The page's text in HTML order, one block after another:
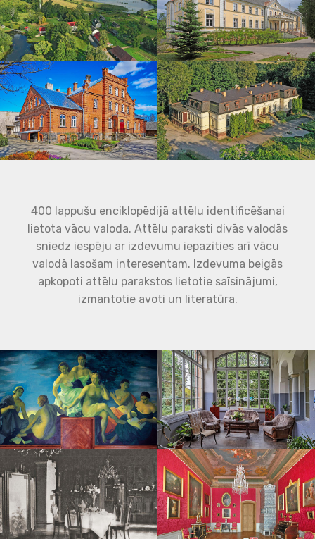
400 lappušu enciklopēdijā attēlu identificēšanai
lietota vācu valoda. Attēlu paraksti divās valodās
sniedz iespēju ar izdevumu iepazīties arī vācu
valodā lasošam interesentam. Izdevuma beigās
apkopoti attēlu parakstos lietotie saīsinājumi,
izmantotie avoti un literatūra.